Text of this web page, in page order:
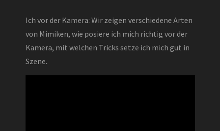
Ich vor der Kamera: Wir zeigen verschiedene Arten
von Mimiken, wie posiere ich mich richtig vor der
Kamera, mit welchen Tricks setze ich mich gut in
Szene.